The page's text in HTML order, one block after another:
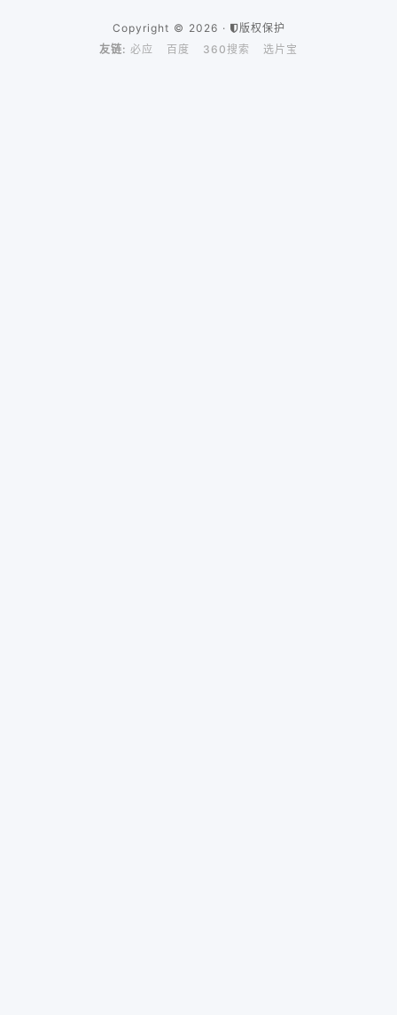
Copyright © 2026 ·
版权保护
友链: 必应 百度 360搜索 选片宝